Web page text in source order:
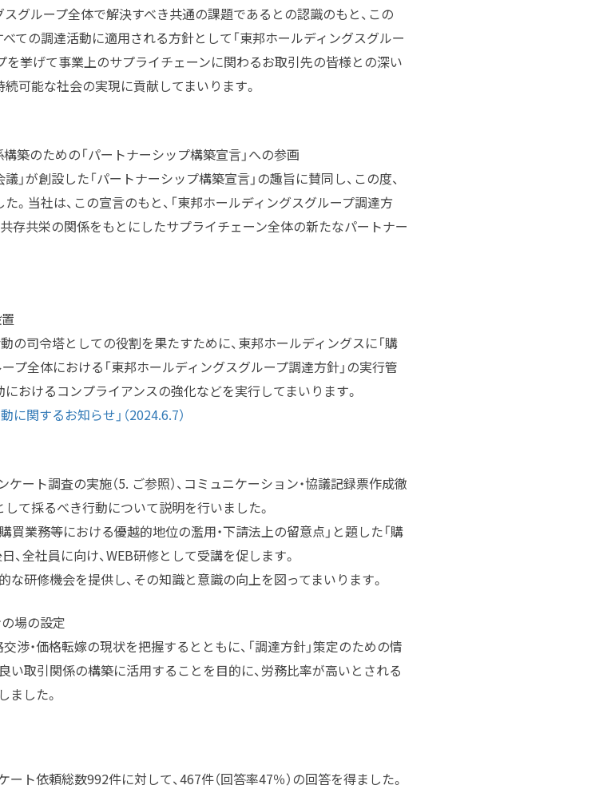
グループ全体で解決すべき共通の課題であるとの認識のもと、この
ての調達活動に適用される方針として「東邦ホールディングスグルー
を挙げて事業上のサプライチェーンに関わるお取引先の皆様との深い
可能な社会の実現に貢献してまいります。
のための「パートナーシップ構築宣言」への参画
」が創設した「パートナーシップ構築宣言」の趣旨に賛同し、この度、
。当社は、この宣言のもと、「東邦ホールディングスグループ調達方
存共栄の関係をもとにしたサプライチェーン全体の新たなパートナー
の司令塔としての役割を果たすために、東邦ホールディングスに「購
プ全体における「東邦ホールディングスグループ調達方針」の実行管
におけるコンプライアンスの強化などを実行してまいります。
関するお知らせ」（2024.6.7）
ート調査の実施（5. ご参照）、コミュニケーション・協議記録票作成徹
して採るべき行動について説明を行いました。
買業務等における優越的地位の濫用・下請法上の留意点」と題した「購
、全社員に向け、WEB研修として受講を促します。
研修機会を提供し、その知識と意識の向上を図ってまいります。
場の設定
・価格転嫁の現状を把握するとともに、「調達方針」策定のための情
い取引関係の構築に活用することを目的に、労務比率が高いとされる
ました。
ト依頼総数992件に対して、467件（回答率47％）の回答を得ました。